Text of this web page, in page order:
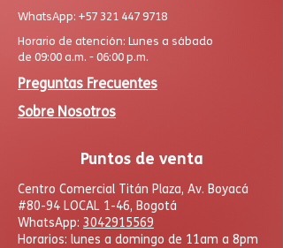
WhatsApp: +57 321 447 9718
Horario de atención: Lunes a sábado
de 09:00 a.m. - 06:00 p.m.
Preguntas Frecuentes
Sobre Nosotros
Puntos de venta
Centro Comercial Titán Plaza, Av. Boyacá
#80-94 LOCAL 1-46, Bogotá
WhatsApp: 3042915569
Horarios: lunes a domingo de 11am a 8pm